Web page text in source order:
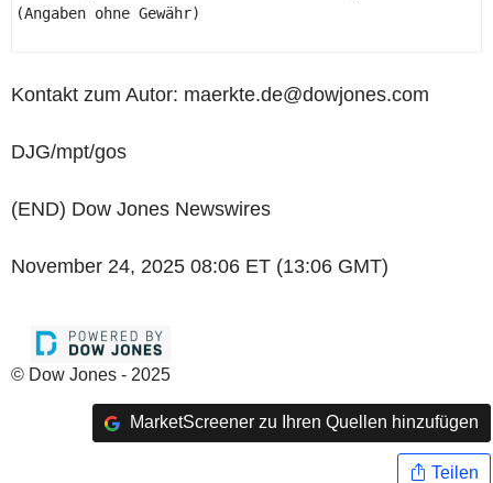
(Angaben ohne Gewähr)
Kontakt zum Autor: maerkte.de@dowjones.com
DJG/mpt/gos
(END) Dow Jones Newswires
November 24, 2025 08:06 ET (13:06 GMT)
© Dow Jones - 2025
MarketScreener zu Ihren Quellen hinzufügen
Teilen